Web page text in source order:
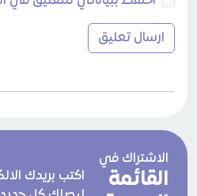
الاشتراك في
القائمة
اكتب بريدك